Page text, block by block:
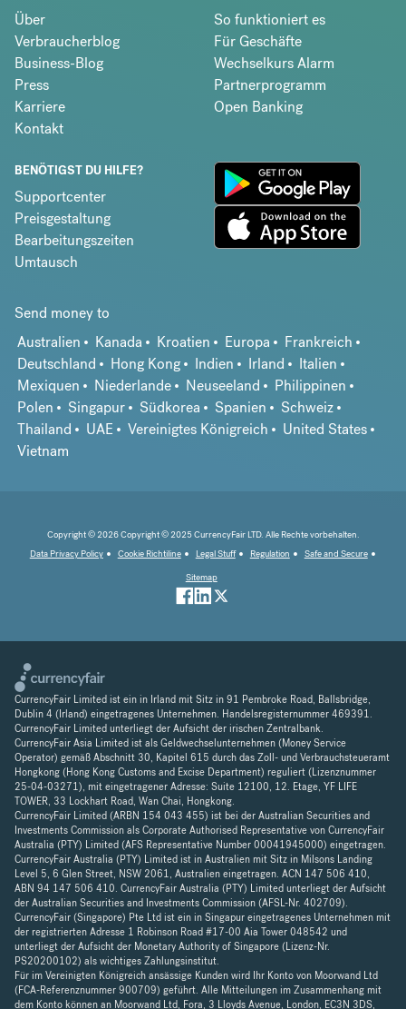
Über
Verbraucherblog
Business-Blog
Press
Karriere
Kontakt
So funktioniert es
Für Geschäfte
Wechselkurs Alarm
Partnerprogramm
Open Banking
BENÖTIGST DU HILFE?
Supportcenter
Preisgestaltung
Bearbeitungszeiten
Umtausch
Send money to
Australien
Kanada Kroatien Europa
Frankreich
Deutschland
Hong Kong Indien Irland
Italien
Mexiquen
Niederlande Neuseeland
Philippinen
Polen
Singapur Südkorea Spanien
Schweiz
Thailand
UAE Vereinigtes Königreich
United States
Vietnam
Copyright © 2026 Copyright © 2025 CurrencyFair LTD. Alle Rechte vorbehalten.
Data Privacy Policy
Cookie Richtiline Legal Stuff Regulation
Safe and Secure
Sitemap
CurrencyFair Limited ist ein in Irland mit Sitz in 91 Pembroke Road, Ballsbridge,
Dublin 4 (Irland) eingetragenes Unternehmen. Handelsregisternummer 469391.
CurrencyFair Limited unterliegt der Aufsicht der irischen Zentralbank.
CurrencyFair Asia Limited ist als Geldwechselunternehmen (Money Service
Operator) gemäß Abschnitt 30, Kapitel 615 durch das Zoll- und Verbrauchsteueramt
Hongkong (Hong Kong Customs and Excise Department) reguliert (Lizenznummer
25-04-03271), mit eingetragener Adresse: Suite 12100, 12. Etage, YF LIFE
TOWER, 33 Lockhart Road, Wan Chai, Hongkong.
CurrencyFair Limited (ARBN 154 043 455) ist bei der Australian Securities and
Investments Commission als Corporate Authorised Representative von CurrencyFair
Australia (PTY) Limited (AFS Representative Number 00041945000) eingetragen.
CurrencyFair Australia (PTY) Limited ist in Australien mit Sitz in Milsons Landing
Level 5, 6 Glen Street, NSW 2061, Australien eingetragen. ACN 147 506 410,
ABN 94 147 506 410. CurrencyFair Australia (PTY) Limited unterliegt der Aufsicht
der Australian Securities and Investments Commission (AFSL-Nr. 402709).
CurrencyFair (Singapore) Pte Ltd ist ein in Singapur eingetragenes Unternehmen mit
der registrierten Adresse 1 Robinson Road #17-00 Aia Tower 048542 und
unterliegt der Aufsicht der Monetary Authority of Singapore (Lizenz-Nr.
PS20200102) als wichtiges Zahlungsinstitut.
Für im Vereinigten Königreich ansässige Kunden wird Ihr Konto von Moorwand Ltd
(FCA-Referenznummer 900709) geführt. Alle Mitteilungen im Zusammenhang mit
dem Konto können an Moorwand Ltd, Fora, 3 Lloyds Avenue, London, EC3N 3DS,